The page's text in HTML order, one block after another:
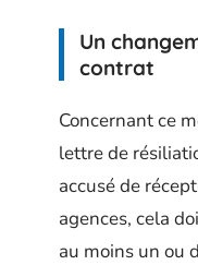
Un
contrat
Concernant ce
lettre de
accusé de
agences, cela
au moins un ou